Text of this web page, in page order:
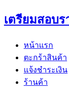
Skip
to
เตรียมสอบ
หน้าแรก
ตะกร้าสินค้า
แจ้งชำระเงิน
ร้านค้า